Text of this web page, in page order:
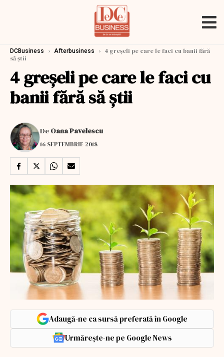
DCBusiness › Afterbusiness › 4 greşeli pe care le faci cu banii fără
să ştii
4 greşeli pe care le faci cu
banii fără să ştii
De Oana Pavelescu
16 SEPTEMBRIE 2018
Adaugă-ne ca sursă preferată în Google
Urmărește-ne pe Google News